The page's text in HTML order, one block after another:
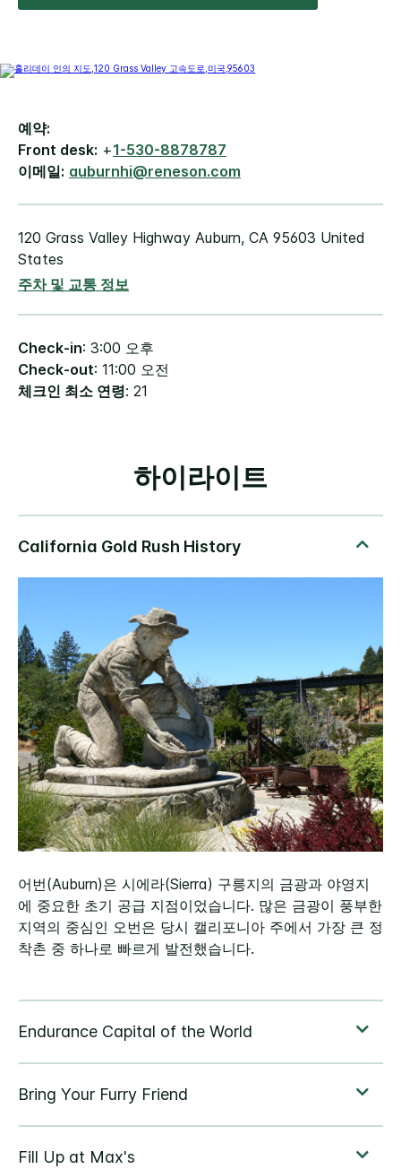
예약:
Front desk: +1-530-8878787
이메일: auburnhi@reneson.com
120 Grass Valley Highway Auburn, CA 95603 United
States
주차 및 교통 정보
Check-in: 3:00 오후
Check-out: 11:00 오전
체크인 최소 연령: 21
하이라이트
어번(Auburn)은 시에라(Sierra) 구릉지의 금광과 야영지
에 중요한 초기 공급 지점이었습니다. 많은 금광이 풍부한
지역의 중심인 오번은 당시 캘리포니아 주에서 가장 큰 정
착촌 중 하나로 빠르게 발전했습니다.